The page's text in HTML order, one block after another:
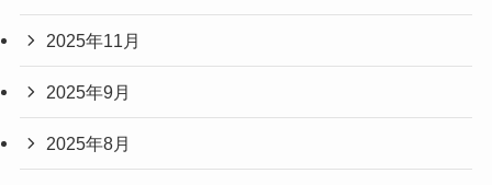
2025年11月
2025年9月
2025年8月